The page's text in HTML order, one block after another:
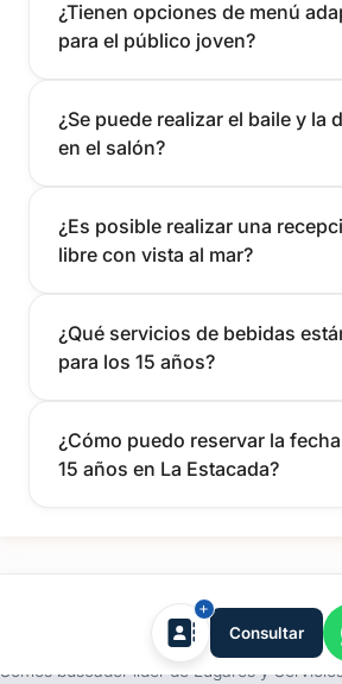
¿Tienen opciones de menú
para el público joven?
¿Se puede realizar el baile y la
en el salón?
¿Es posible realizar una
libre con vista al mar?
¿Qué servicios de bebidas
para los 15 años?
¿Cómo puedo reservar la
15 años en La Estacada?
Consultar
tufiesta.com.uy
Somos buscador líder de Lugares y